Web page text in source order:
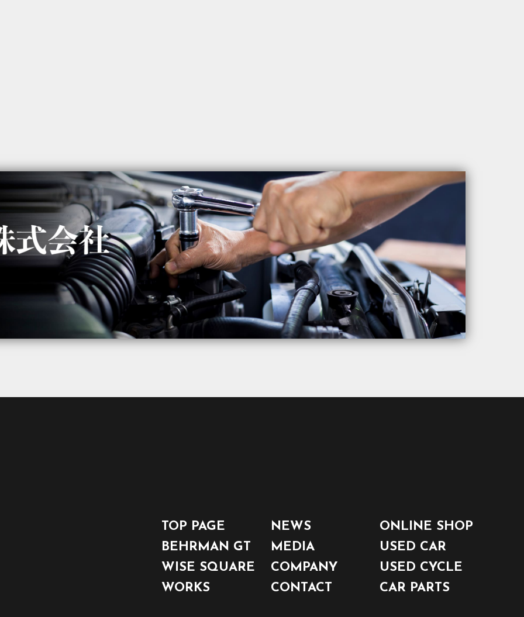
TOP PAGE NEWS
ONLINE SHOP
BEHRMAN GT
MEDIA
USED CAR
WISE SQUARE
COMPANY
USED CYCLE
WORKS
CONTACT CAR PARTS